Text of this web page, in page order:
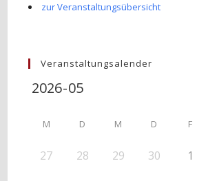
zur Veranstaltungsübersicht
Veranstaltungsalender
M D M D F
27 28 29 30 1